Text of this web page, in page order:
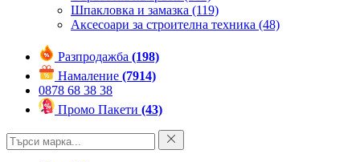
Шпакловка и замазка (119)
Аксесоари за строителна техника (48)
Разпродажба (198)
Намаление (7914)
0878 68 38 38
Промо Пакети (43)